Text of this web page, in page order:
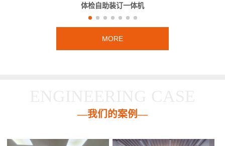
体检自助装订一体机
MORE
—我们的案例—